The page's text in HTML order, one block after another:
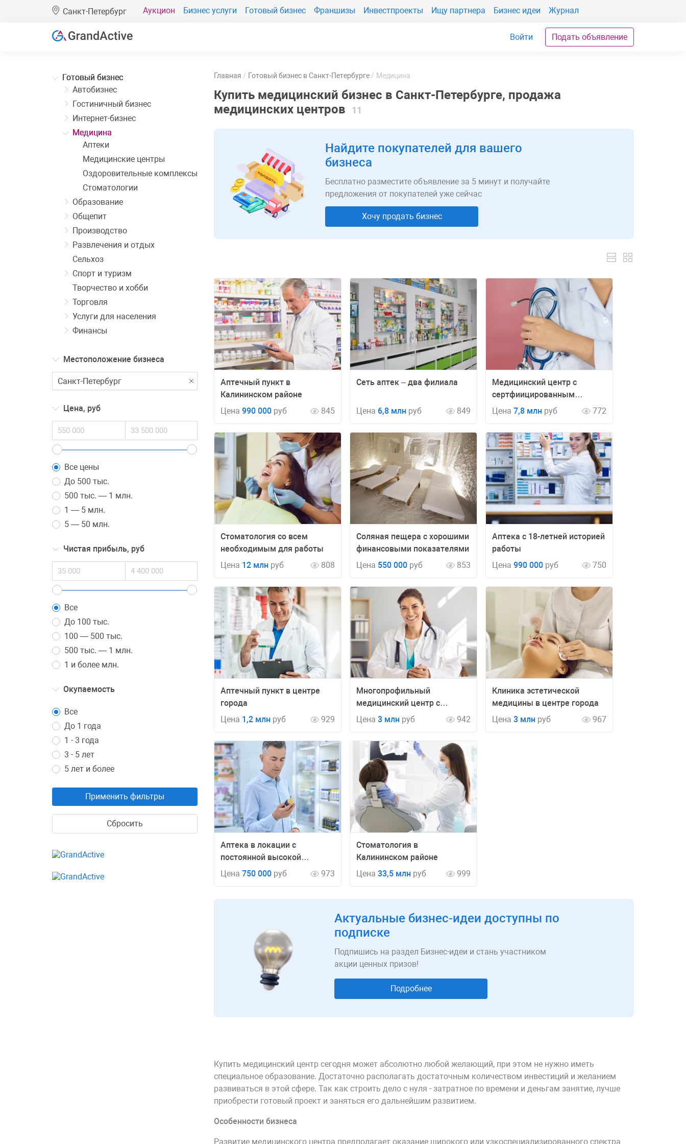
Санкт-Петербург Аукцион Бизнес услуги Готовый бизнес Франшизы Инвестпроекты Ищу партнера Бизнес идеи Журнал
Войти Подать объявление
Готовый бизнес
Автобизнес
Гостиничный бизнес
Интернет-бизнес
Медицина
Аптеки
Медицинские центры
Оздоровительные комплексы
Стоматологии
Образование
Общепит
Производство
Развлечения и отдых
Сельхоз
Спорт и туризм
Творчество и хобби
Торговля
Услуги для населения
Финансы
Местоположение бизнеса
Цена, руб
Все цены
До 500 тыс.
500 тыс. — 1 млн.
1 — 5 млн.
5 — 50 млн.
Чистая прибыль, руб
Все
До 100 тыс.
100 — 500 тыс.
500 тыс. — 1 млн.
1 и более млн.
Окупаемость
Все
До 1 года
1 - 3 года
3 - 5 лет
5 лет и более
Применить фильтры
Сбросить
Главная Готовый бизнес в Санкт-Петербурге Медицина
Купить медицинский бизнес в Санкт-Петербурге, продажа
медицинских центров
11
Найдите покупателей для вашего
бизнеса
Бесплатно разместите объявление за 5 минут и получайте
предложения от покупателей уже сейчас
Хочу продать бизнес
Аптечный пункт в
Калининском районе
Цена 990 000 руб 845
Сеть аптек – два филиала
Цена 6,8 млн руб 849
Медицинский центр с
сертфиицированным
оборудованием
Цена 7,8 млн руб 772
Стоматология со всем
необходимым для работы
Цена 12 млн руб 808
Соляная пещера с хорошими
финансовыми показателями
Цена 550 000 руб 853
Аптека с 18-летней историей
работы
Цена 990 000 руб 750
Аптечный пункт в центре
города
Цена 1,2 млн руб 929
Многопрофильный
медицинский центр с
большой базой клиентов
Цена 3 млн руб 942
Клиника эстетической
медицины в центре города
Цена 3 млн руб 967
Аптека в локации с
постоянной высокой
проходимостью
Цена 750 000 руб 973
Стоматология в
Калининском районе
Цена 33,5 млн руб 999
Актуальные бизнес-идеи доступны по
подписке
Подпишись на раздел Бизнес-идеи и стань участником
акции ценных призов!
Подробнее
Купить медицинский центр сегодня может абсолютно любой желающий, при этом не нужно иметь
специальное образование. Достаточно располагать достаточным количеством инвестиций и желанием
развиваться в этой сфере. Так как строить дело с нуля - затратное по времени и деньгам занятие, лучше
приобрести готовый проект и заняться его дальнейшим развитием.
Особенности бизнеса
Развитие медицинского центра предполагает оказание широкого или узкоспециализированного спектра